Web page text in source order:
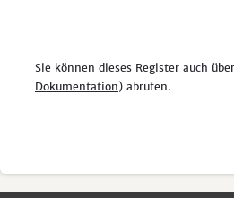
Sie können dieses Register auch
Dokumentation) abrufen.